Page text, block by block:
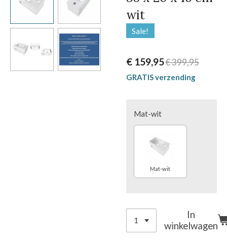
wit
Sale!
€ 159,95€ 399,95
GRATIS verzending
Mat-wit
Mat-wit
In
winkelwagen